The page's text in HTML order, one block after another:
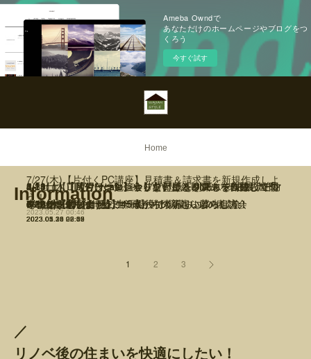
Ameba Owndで
あなただけのホームページやブログをつ
くろう
今すぐ試す
Home
Information
7/27(木)【片付くPC講座】見積書＆請求書を新規作成しよ
う！
2023.05.27 00:46
7/20(木)【片付け塾】45歳からの新しい暮らし方！
2023.05.25 08:09
7/8(土)【片付けセミナー】片付く暮らしの相談会
2023.05.23 23:30
6/29（木）【片付け勉強会】 片付け＆リフォームに役立つ
キッチン勉強会
2023.05.23 00:57
6/22(木)【片付け塾】45歳からの新しい暮らし方！
2023.05.16 03:52
6/10(土)【片付けセミナー】片付く暮らしの相談会
2023.05.14 22:35
6/3(土)【ｺﾗﾎﾞ企画】生涯現役で暮らすコツ
2023.04.30 07:43
5/13(土) 【片付けcafe】やらないことを決めて自分の時間
を作りましょ！
2023.04.30 06:16
4/8(土)【DIY/ワークショップ】壁紙を利用して”通帳ケー
ス”を作ろう！
2023.03.21 22:39
3/11(土) 【DIY/ワークショップ】壁紙クロスを利用して”マ
スクケース”を作ろう！
2023.02.13 00:05
2/11(土) 【片付けcafe】オリジナル「LINEスタンプ」で効
率よく返信しよう！
2023.01.30 22:09
1/14(土) 【片付けcafe】やりたいことリストを作成して頭
の中を整理しましょ！
2023.01.09 22:43
1 2 3
／
リノベ後の住まいを快適にしたい！